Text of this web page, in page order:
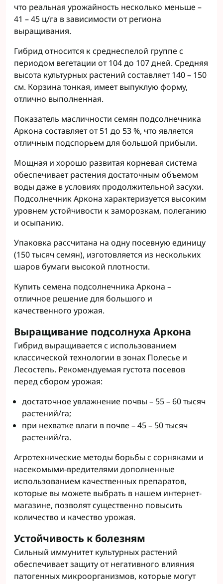
что реальная урожайность несколько меньше –
41 – 45 ц/га в зависимости от региона
выращивания.
Гибрид относится к среднеспелой группе с
периодом вегетации от 104 до 107 дней. Средняя
высота культурных растений составляет 140 – 150
см. Корзина тонкая, имеет выпуклую форму,
отлично выполненная.
Показатель масличности семян подсолнечника
Аркона составляет от 51 до 53 %, что является
отличным подспорьем для большой прибыли.
Мощная и хорошо развитая корневая система
обеспечивает растения достаточным объемом
воды даже в условиях продолжительной засухи.
Подсолнечник Аркона характеризуется высоким
уровнем устойчивости к заморозкам, полеганию
и осыпанию.
Упаковка рассчитана на одну посевную единицу
(150 тысяч семян), изготовляется из нескольких
шаров бумаги высокой плотности.
Купить семена подсолнечника Аркона –
отличное решение для большого и
качественного урожая.
Выращивание подсолнуха Аркона
Гибрид выращивается с использованием
классической технологии в зонах Полесье и
Лесостепь. Рекомендуемая густота посевов
перед сбором урожая:
достаточное увлажнение почвы – 55 – 60 тысяч
растений/га;
при нехватке влаги в почве – 45 – 50 тысяч
растений/га.
Агротехнические методы борьбы с сорняками и
насекомыми-вредителями дополненные
использованием качественных препаратов,
которые вы можете выбрать в нашем интернет-
магазине, позволят существенно повысить
количество и качество урожая.
Устойчивость к болезням
Сильный иммунитет культурных растений
обеспечивает защиту от негативного влияния
патогенных микроорганизмов, которые могут